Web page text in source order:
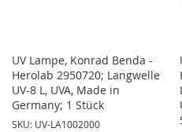
UV Lampe, Konrad Benda -
Herolab 2950720; Langwelle
UV-8 L, UVA, Made in
Germany; 1 Stück
SKU: UV-LA1002000